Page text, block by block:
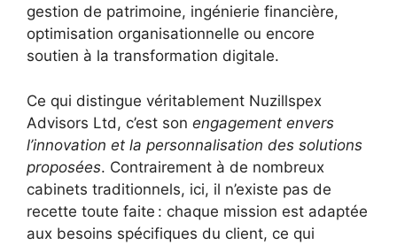
gestion de patrimoine, ingénierie financière,
optimisation organisationnelle ou encore
soutien à la transformation digitale.
Ce qui distingue véritablement Nuzillspex
Advisors Ltd, c’est son engagement envers
l’innovation et la personnalisation des solutions
proposées. Contrairement à de nombreux
cabinets traditionnels, ici, il n’existe pas de
recette toute faite : chaque mission est adaptée
aux besoins spécifiques du client, ce qui